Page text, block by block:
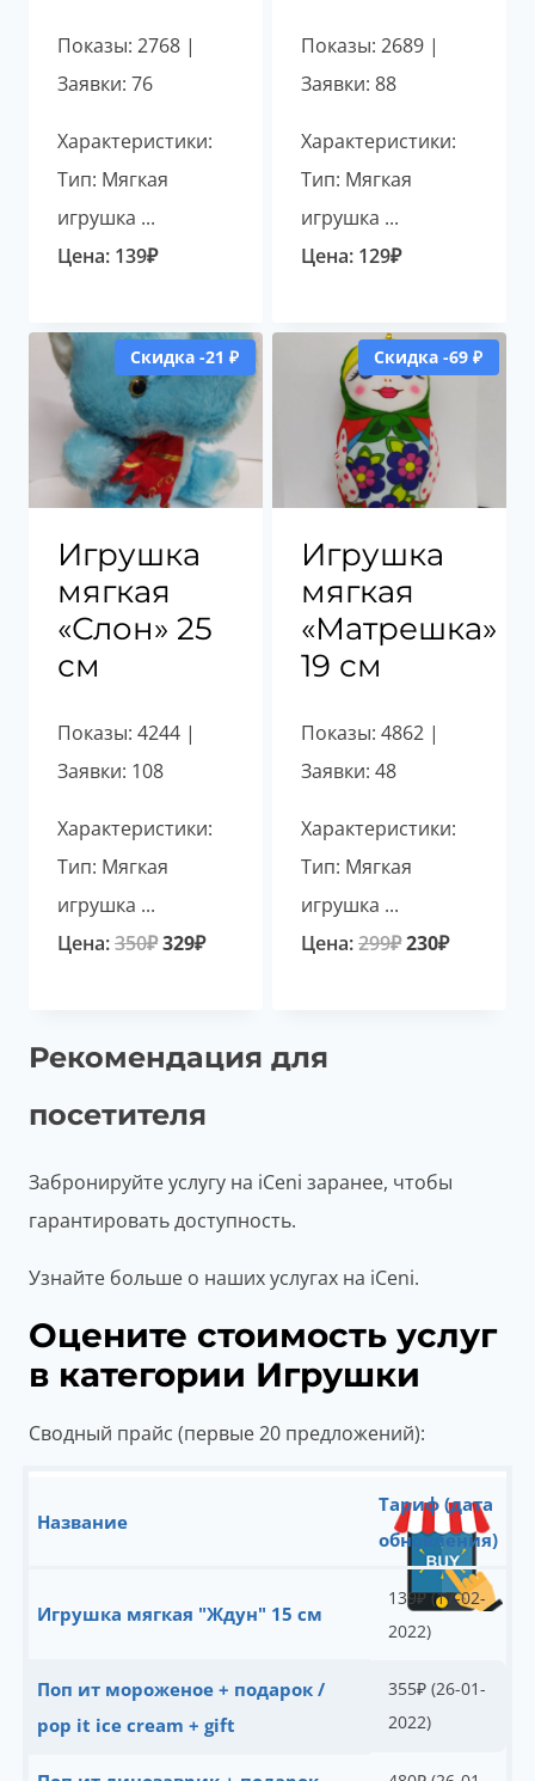
Показы: 2768 |
Заявки: 76
Характеристики:
Тип: Мягкая
игрушка ...
Цена: 139₽
Показы: 2689 |
Заявки: 88
Характеристики:
Тип: Мягкая
игрушка ...
Цена: 129₽
Скидка -21 ₽
Игрушка
мягкая
«Слон» 25
см
Показы: 4244 |
Заявки: 108
Характеристики:
Тип: Мягкая
игрушка ...
Цена:350₽Первоначальная
350₽.
329₽Текущая
Скидка -69 ₽
Игрушка
мягкая
«Матрешка»
19 см
Показы: 4862 |
Заявки: 48
Характеристики:
Тип: Мягкая
игрушка ...
Цена:299₽230₽Текущая
Рекомендация для
посетителя
Забронируйте услугу на iCeni заранее, чтобы
гарантировать доступность.
Узнайте больше о наших услугах на iCeni.
Оцените стоимость услуг
в категории Игрушки
Сводный прайс (первые 20 предложений):
Название
Тариф (дата
обновления)
Игрушка мягкая "Ждун" 15 см
139₽(17-02-
2022)
Поп ит мороженое + подарок /
pop it ice cream + gift
355₽ (26-01-
2022)